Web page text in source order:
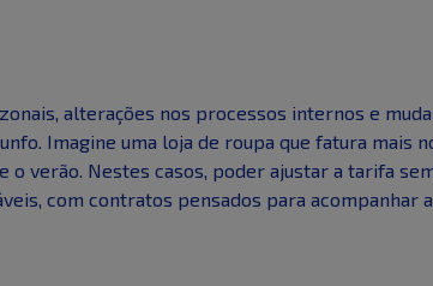
alterações nos processos internos e
Imagine uma loja de roupa que fatura mais
verão. Nestes casos, poder ajustar a tarifa
com contratos pensados para acompanhar